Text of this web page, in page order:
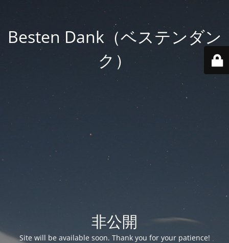
Besten Dank（ベステンダン
ク）
非公開
Site will be available soon. Thank you for your patience!